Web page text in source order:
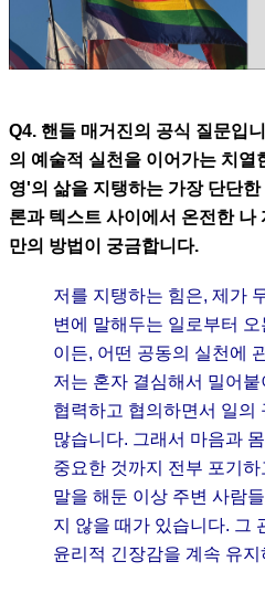
Q4. 핸들 매거진의 공식 질문입
의 예술적 실천을 이어가는 치열
영'의 삶을 지탱하는 가장 단단
론과 텍스트 사이에서 온전한 나
만의 방법이 궁금합니다.
저를 지탱하는 힘은, 제가
변에 말해두는 일로부터
이든, 어떤 공동의 실천에
저는 혼자 결심해서 밀어
협력하고 협의하면서 일의
많습니다. 그래서 마음과
중요한 것까지 전부 포기
말을 해둔 이상 주변 사람
지 않을 때가 있습니다. 그
윤리적 긴장감을 계속 유